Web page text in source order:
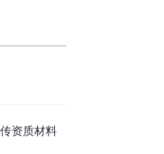
资质材料